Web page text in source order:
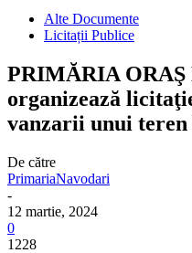
Alte Documente
Licitații Publice
PRIMĂRIA
organizează
vanzarii unui teren
De către
PrimariaNavodari
-
12 martie, 2024
0
1228